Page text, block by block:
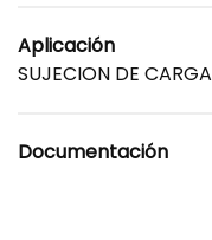
Aplicación
SUJECION DE CARGA
Documentación